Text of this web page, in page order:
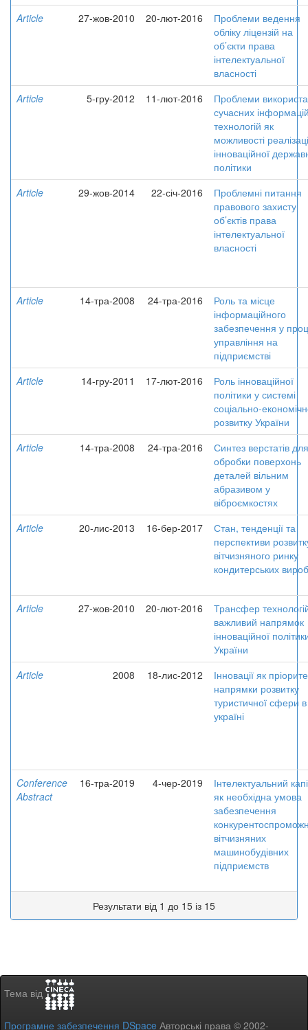
Article
27-жов-2010 20-лют-2016
Проблеми ведення
обліку ліцензій на
об’єкти права
інтелектуальної
власності
Article
5-гру-2012 11-лют-2016
Проблеми
сучасних
технологій як
можливості
інноваційної
політики
Article
29-жов-2014 22-січ-2016
Проблемні питання
правового захисту
об’єктів права
інтелектуальної
власності
Article 14-тра-2008 24-тра-2016
Роль та місце
інформаційного
забезпечення у
управління на
підприємстві
Article
14-гру-2011 17-лют-2016
Роль інноваційної
політики у системі
соціально-
розвитку України
Article
14-тра-2008 24-тра-2016
Синтез верстатів для
обробки поверхонь
деталей вільним
абразивом у
віброємкостях
Article
20-лис-2013 16-бер-2017
Стан, тенденції та
перспективи
вітчизняного ринку
кондитерських
Article 27-жов-2010 20-лют-2016
Трансфер
важливий напрямок
інноваційної
України
Article
2008 18-лис-2012
Інновації як
напрямки розвитку
туристичної сфери в
україні
Conference
Abstract
16-тра-2019 4-чер-2019
Інтелектуальний
як необхідна умова
забезпечення
вітчизняних
машинобудівних
підприємств
Результати від 1 до 15 із 15
Тема від
Програмне забезпечення DSpace Авторські права © 2002-